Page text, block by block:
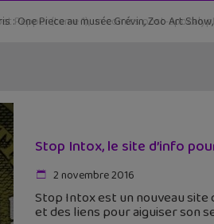
: One Piece au musée Grévin, Zoo Art
Stop Intox, le site d’info
2 novembre 2016
Stop Intox est un nouveau
et des liens pour aiguiser son